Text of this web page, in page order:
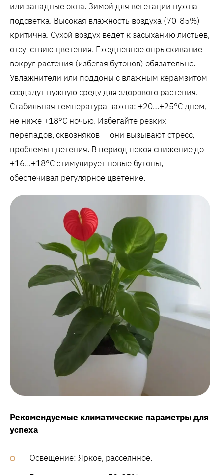
или западные окна. Зимой для вегетации нужна
подсветка. Высокая влажность воздуха (70-85%)
критична. Сухой воздух ведет к засыханию листьев,
отсутствию цветения. Ежедневное опрыскивание
вокруг растения (избегая бутонов) обязательно.
Увлажнители или поддоны с влажным керамзитом
создадут нужную среду для здорового растения.
Стабильная температура важна: +20…+25°C днем,
не ниже +18°C ночью. Избегайте резких
перепадов, сквозняков — они вызывают стресс,
проблемы цветения. В период покоя снижение до
+16…+18°C стимулирует новые бутоны,
обеспечивая регулярное цветение.
Рекомендуемые климатические параметры для
успеха
Освещение: Яркое, рассеянное.